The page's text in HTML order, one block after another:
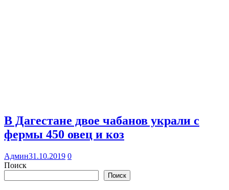
В Дагестане двое чабанов украли с
фермы 450 овец и коз
Админ31.10.2019 0
Поиск
Поиск